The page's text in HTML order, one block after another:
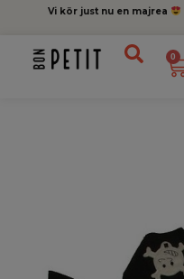
Vi kör just nu en majrea
0